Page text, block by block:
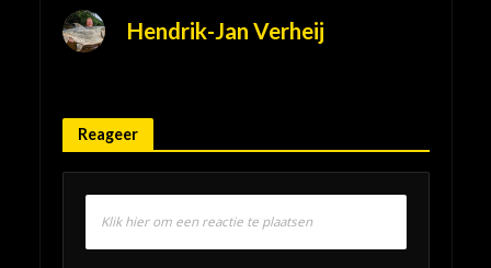
Hendrik-Jan Verheij
Reageer
Klik hier om een reactie te plaatsen